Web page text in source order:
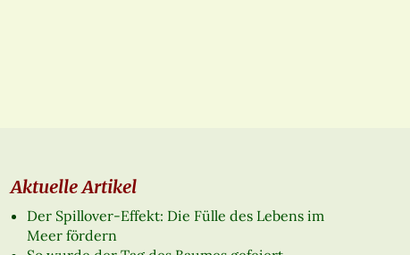
Aktuelle Artikel
Der Spillover-Effekt: Die Fülle des Lebens im
Meer fördern